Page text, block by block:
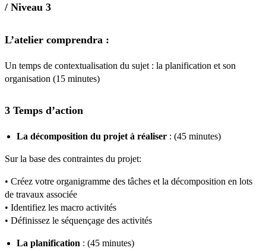
/ Niveau 3
L’atelier comprendra :
Un temps de contextualisation du sujet : la planification et son
organisation (15 minutes)
3 Temps d’action
La décomposition du projet à réaliser : (45 minutes)
Sur la base des contraintes du projet:
• Créez votre organigramme des tâches et la décomposition en lots
de travaux associée
• Identifiez les macro activités
• Définissez le séquençage des activités
La planification : (45 minutes)